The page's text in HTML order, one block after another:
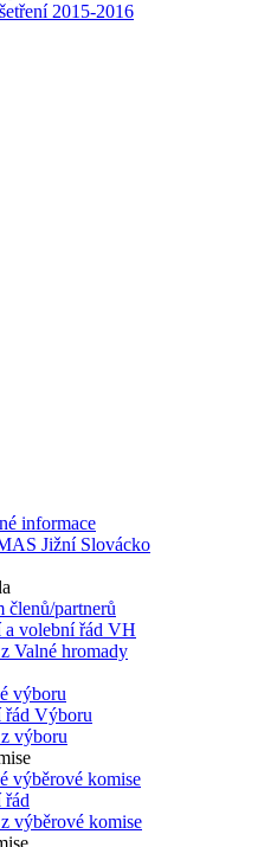
2015-2016
informace
Jižní Slovácko
členů/partnerů
a volební řád VH
Valné hromady
výboru
řád Výboru
výboru
výběrové komise
řád
výběrové komise